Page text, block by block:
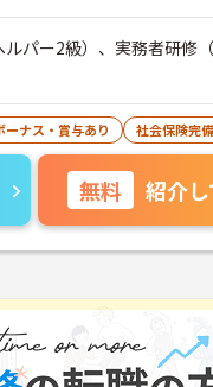
パー2級）、実務者研修
ーナス・賞与あり 社会保険完備
無料 紹介